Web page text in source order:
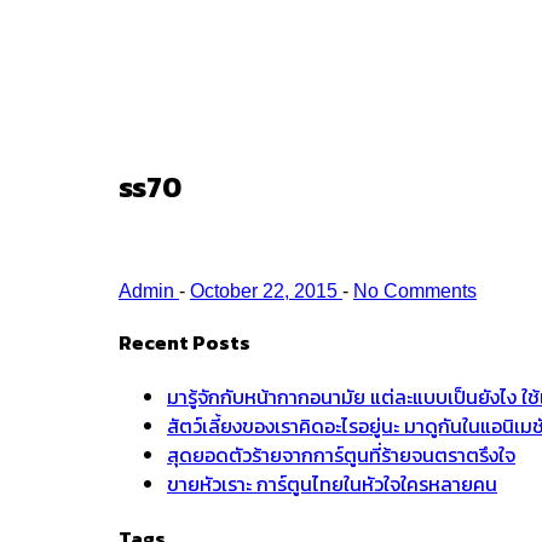
ss70
Admin - October 22, 2015 - No Comments
Recent Posts
มารู้จักกับหน้ากากอนามัย แต่ละแบบเป็นยังไง ใ
สัตว์เลี้ยงของเราคิดอะไรอยู่นะ มาดูกันในแอนิเ
สุดยอดตัวร้ายจากการ์ตูนที่ร้ายจนตราตรึงใจ
ขายหัวเราะ การ์ตูนไทยในหัวใจใครหลายคน